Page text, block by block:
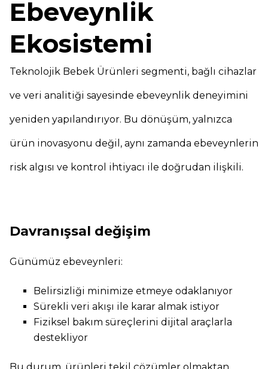
Ebeveynlik
Ekosistemi
Teknolojik Bebek Ürünleri segmenti, bağlı cihazlar
ve veri analitiği sayesinde ebeveynlik deneyimini
yeniden yapılandırıyor. Bu dönüşüm, yalnızca
ürün inovasyonu değil, aynı zamanda ebeveynlerin
risk algısı ve kontrol ihtiyacı ile doğrudan ilişkili.
Davranışsal değişim
Günümüz ebeveynleri:
Belirsizliği minimize etmeye odaklanıyor
Sürekli veri akışı ile karar almak istiyor
Fiziksel bakım süreçlerini dijital araçlarla
destekliyor